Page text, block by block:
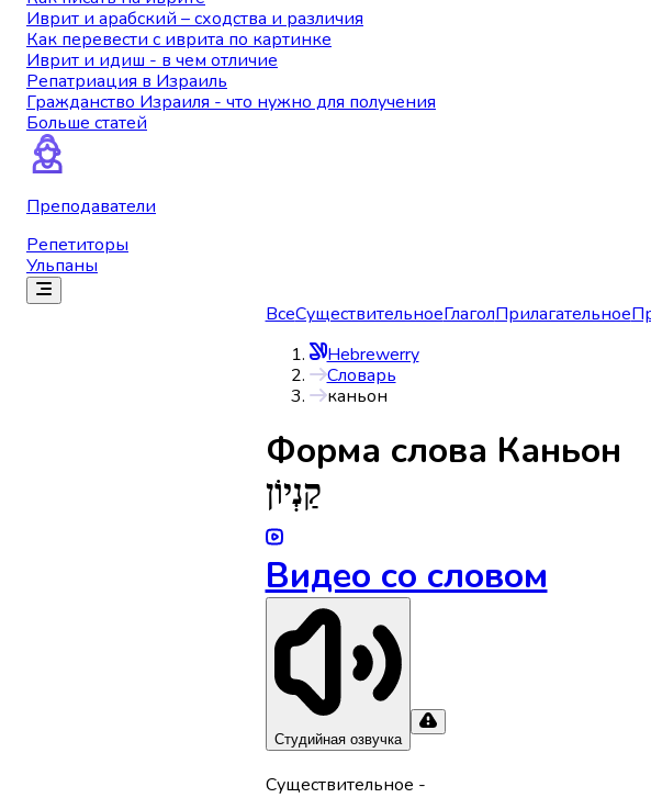
Иврит и арабский – сходства и различия
Как перевести с иврита по картинке
Иврит и идиш - в чем отличие
Репатриация в Израиль
Гражданство Израиля - что нужно для получения
Больше статей
Преподаватели
Репетиторы
Ульпаны
ВсеСуществительноеГлаголПрилагательное
Hebrewerry
Словарь
каньон
Форма слова Каньон
קַנְיוֹן
Видео со словом
Студийная озвучка
Существительное -